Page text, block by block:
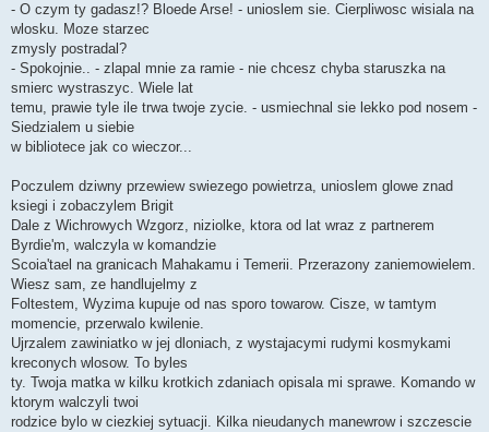
- O czym ty gadasz!? Bloede Arse! - unioslem sie. Cierpliwosc wisiala na
wlosku. Moze starzec
zmysly postradal?
- Spokojnie.. - zlapal mnie za ramie - nie chcesz chyba staruszka na
smierc wystraszyc. Wiele lat
temu, prawie tyle ile trwa twoje zycie. - usmiechnal sie lekko pod nosem -
Siedzialem u siebie
w bibliotece jak co wieczor...
Poczulem dziwny przewiew swiezego powietrza, unioslem glowe znad
ksiegi i zobaczylem Brigit
Dale z Wichrowych Wzgorz, niziolke, ktora od lat wraz z partnerem
Byrdie'm, walczyla w komandzie
Scoia'tael na granicach Mahakamu i Temerii. Przerazony zaniemowielem.
Wiesz sam, ze handlujelmy z
Foltestem, Wyzima kupuje od nas sporo towarow. Cisze, w tamtym
momencie, przerwalo kwilenie.
Ujrzalem zawiniatko w jej dloniach, z wystajacymi rudymi kosmykami
kreconych wlosow. To byles
ty. Twoja matka w kilku krotkich zdaniach opisala mi sprawe. Komando w
ktorym walczyli twoi
rodzice bylo w ciezkiej sytuacji. Kilka nieudanych manewrow i szczescie